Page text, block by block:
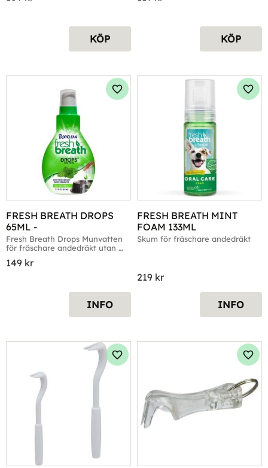
KÖP KÖP
FRESH BREATH DROPS
65ML -
Fresh Breath Drops Munvatten
för fräschare andedräkt utan
149 kr
Lägg till i favoriter
INFO
FRESH BREATH MINT
FOAM 133ML
Skum för fräschare andedräkt
219 kr
INFO
Lägg till i favoriter